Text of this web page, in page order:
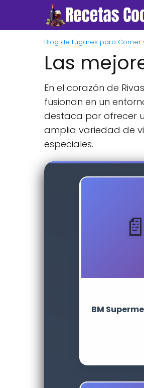
Blog de Lugares para Comer
Las
En el corazón de
fusionan en un
destaca por ofrecer
amplia variedad de
especiales.
BM